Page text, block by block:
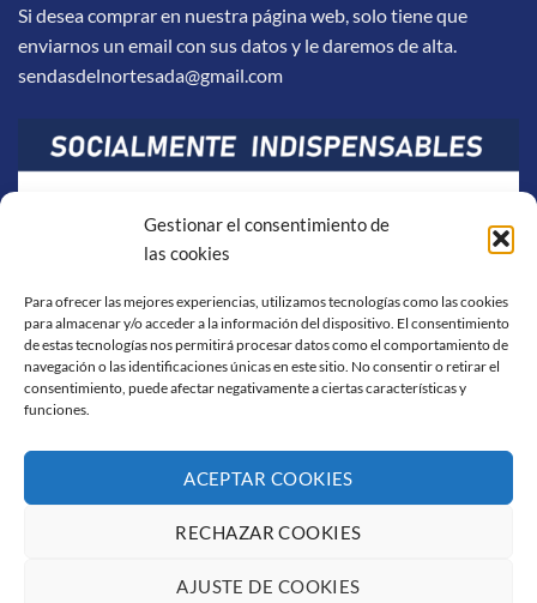
Gestionar el consentimiento de
las cookies
Para ofrecer las mejores experiencias, utilizamos tecnologías como las cookies
para almacenar y/o acceder a la información del dispositivo. El consentimiento
de estas tecnologías nos permitirá procesar datos como el comportamiento de
navegación o las identificaciones únicas en este sitio. No consentir o retirar el
consentimiento, puede afectar negativamente a ciertas características y
funciones.
ACEPTAR COOKIES
RECHAZAR COOKIES
AJUSTE DE COOKIES
Si desea comprar en nuestra página web, solo tiene que
enviarnos un email con sus datos y le daremos de alta.
sendasdelnortesada@gmail.com
Visa PayPal Stripe MasterCard
POLÍTICA DE COOKIES CONDICIONES DE COMPRA